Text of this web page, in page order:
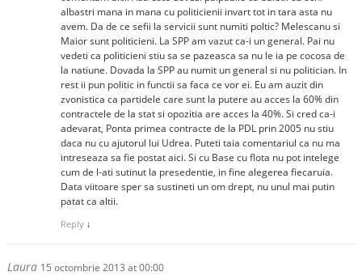
albastri mana in mana cu politicienii invart tot in tara asta nu
avem. Da de ce sefii la servicii sunt numiti poltic? Melescanu si
Maior sunt politicieni. La SPP am vazut ca-i un general. Pai nu
vedeti ca politicieni stiu sa se pazeasca sa nu le ia pe cocosa de
la natiune. Dovada la SPP au numit un general si nu politician. In
rest ii pun politic in functii sa faca ce vor ei. Eu am auzit din
zvonistica ca partidele care sunt la putere au acces la 60% din
contractele de la stat si opozitia are acces la 40%. Si cred ca-i
adevarat, Ponta primea contracte de la PDL prin 2005 nu stiu
daca nu cu ajutorul lui Udrea. Puteti taia comentariul ca nu ma
intreseaza sa fie postat aici. Si cu Base cu flota nu pot intelege
cum de l-ati sutinut la presedentie, in fine alegerea fiecaruia.
Data viitoare sper sa sustineti un om drept, nu unul mai putin
patat ca altii.
Reply ↓
Laura 15 octombrie 2013 at 00:00